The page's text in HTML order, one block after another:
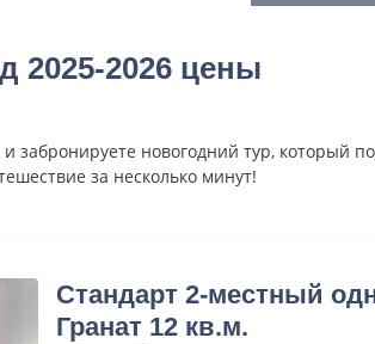
2025-2026 цены
и забронируете новогодний тур, который
за несколько минут!
Стандарт 2-местный
Гранат 12 кв.м.